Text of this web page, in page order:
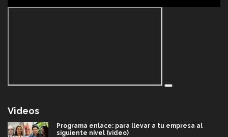
Videos
Programa enlace: para llevar a tu empresa al
siguiente nivel (video)